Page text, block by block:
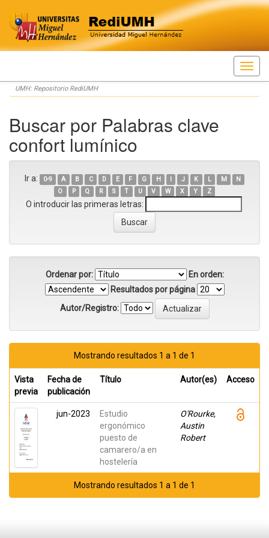
Skip
navigation
UMH: Repositorio RediUMH
Buscar por Palabras clave
confort lumínico
Ir a: 0-9 A B C D E F G H I J K L M
N
O
P Q R S T U V W X Y Z
O introducir las primeras letras:
Ordenar por:
En orden:
Resultados por página
Autor/Registro:
Mostrando resultados 1 a 1 de 1
Vista
previa
Fecha de
publicación
Título Autor(es) Acceso
jun-2023
Estudio
ergonómico
puesto de
camarero/a en
hostelería
O'Rourke,
Austin
Robert
Mostrando resultados 1 a 1 de 1